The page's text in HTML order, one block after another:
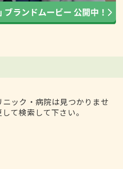
ック・病院は見つかりませ
て検索して下さい。